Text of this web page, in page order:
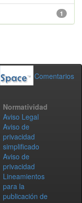
1
Comentarios
Normatividad
Aviso Legal
Aviso de
privacidad
simplificado
Aviso de
privacidad
Lineamientos
para la
publicación de